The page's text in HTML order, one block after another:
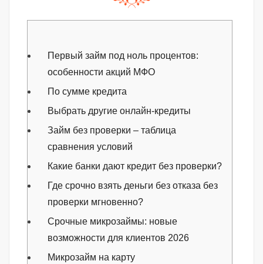
Первый займ под ноль процентов:
особенности акций МФО
По сумме кредита
Выбрать другие онлайн-кредиты
Займ без проверки – таблица
сравнения условий
Какие банки дают кредит без проверки?
Где срочно взять деньги без отказа без
проверки мгновенно?
Срочные микрозаймы: новые
возможности для клиентов 2026
Микрозайм на карту